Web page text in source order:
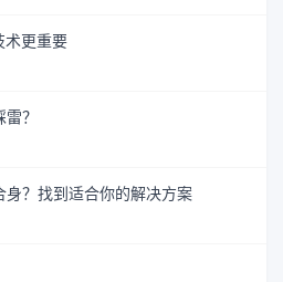
术更重要
？
？找到适合你的解决方案